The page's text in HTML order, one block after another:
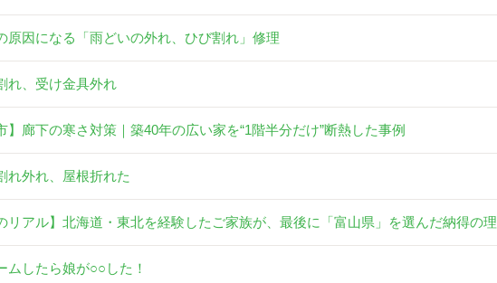
原因になる「雨どいの外れ、ひび割れ」修理
れ、受け金具外れ
】廊下の寒さ対策｜築40年の広い家を“1階半分だけ”断熱した事例
れ外れ、屋根折れた
リアル】北海道・東北を経験したご家族が、最後に「富山県」を選んだ納得の
ムしたら娘が○○した！